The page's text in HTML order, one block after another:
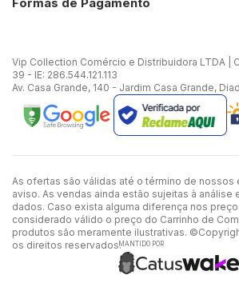
Vip Collection Comércio e Distribuidora LTDA |
39 - IE: 286.544.121.113
Av. Casa Grande, 140 - Jardim Casa Grande,
As ofertas são válidas até o término de
aviso. As vendas ainda estão sujeitas à análise
dados. Caso exista alguma diferença nos
considerado válido o preço do Carrinho de
produtos são meramente ilustrativas.
os direitos reservados.MANTIDO POR